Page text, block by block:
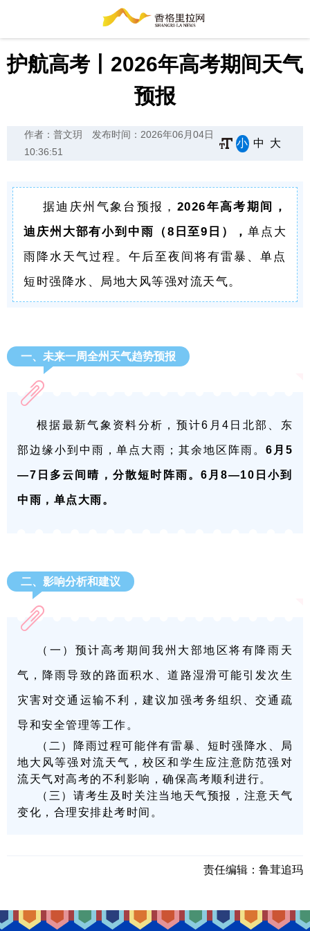
护航高考丨2026年高考期间天气
预报
作者：普文玥
发布时间：2026年06月04日
10:36:51
小 中 大
据迪庆州气象台预报， 2026年高考期间，
迪庆州大部有小到中雨（8日至9日）， 单点大
雨降水天气过程。午后至夜间将有雷暴、单点
短时强降水、局地大风等强对流天气。
一、未来一周全州天气趋势预报
根据最新气象资料分析，预计6月4日北部、东
部边缘小到中雨，单点大雨；其余地区阵雨。 6月5
—7日多云间晴，分散短时阵雨。6月8—10日小到
中雨，单点大雨。
二、影响分析和建议
（一）预计高考期间我州大部地区将有降雨天
气，降雨导致的路面积水、道路湿滑可能引发次生
灾害对交通运输不利，建议加强考务组织、交通疏
导和安全管理等工作。
（二）降雨过程可能伴有雷暴、短时强降水、局
地大风等强对流天气，校区和学生应注意防范强对
流天气对高考的不利影响，确保高考顺利进行。
（三）请考生及时关注当地天气预报，注意天气
变化，合理安排赴考时间。
责任编辑： 鲁茸追玛